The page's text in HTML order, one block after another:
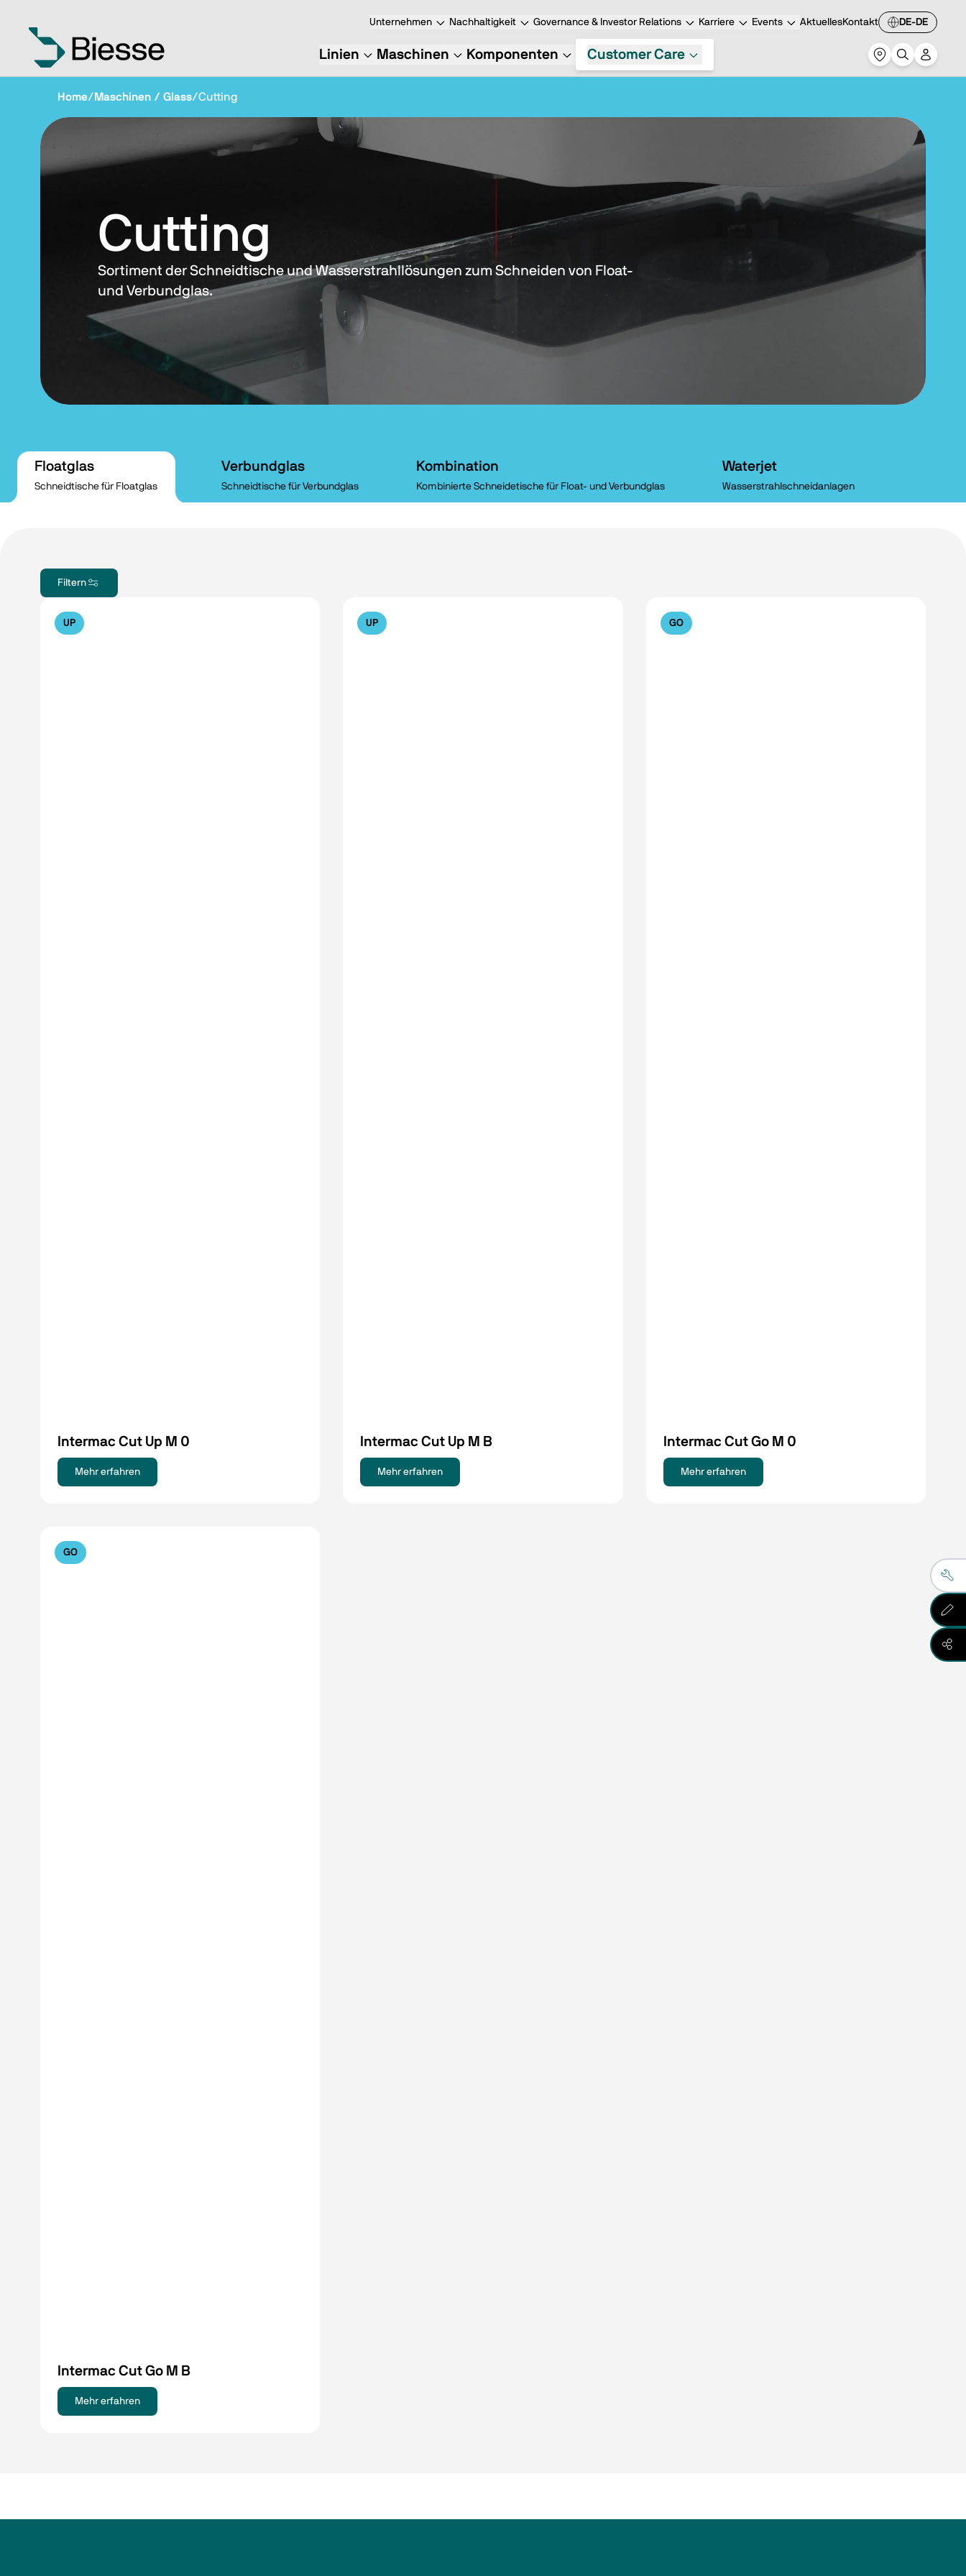
Unternehmen Nachhaltigkeit Governance & Investor Relations Karriere Events AktuellesKontakt DE-DE
Linien Maschinen Komponenten Customer Care
Home/ Maschinen / Glass/Cutting
Cutting
Sortiment der Schneidtische und Wasserstrahllösungen zum Schneiden von Float-
und Verbundglas.
Floatglas
Schneidtische für Floatglas
Verbundglas
Schneidtische für Verbundglas
Kombination
Kombinierte Schneidetische für Float- und Verbundglas
Waterjet
Wasserstrahlschneidanlagen
Filtern
UP
Intermac Cut Up M 0
Mehr erfahren
UP
Intermac Cut Up M B
Mehr erfahren
GO
Intermac Cut Go M 0
Mehr erfahren
GO
Intermac Cut Go M B
Mehr erfahren